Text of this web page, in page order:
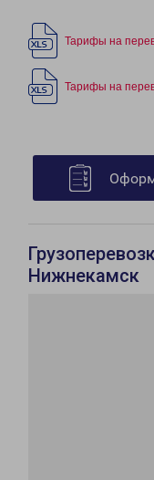
Тарифы на
Тарифы на
Нижнекамск